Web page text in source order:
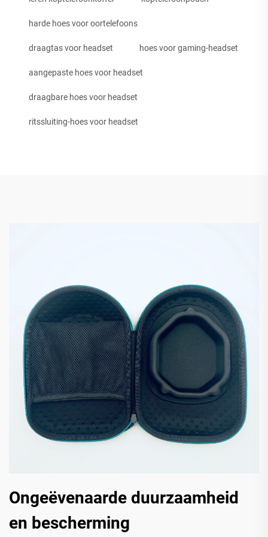
harde hoes voor oortelefoons
draagtas voor headset hoes voor gaming-headset
aangepaste hoes voor headset
draagbare hoes voor headset
ritssluiting-hoes voor headset
Ongeëvenaarde duurzaamheid
en bescherming